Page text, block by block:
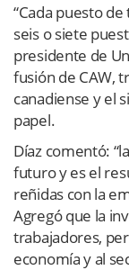
“Cada puesto
seis o siete
presidente de
fusión de CAW,
canadiense y el
papel.
Díaz comentó:
futuro y es el
reñidas con la
Agregó que la
trabajadores,
economía y al